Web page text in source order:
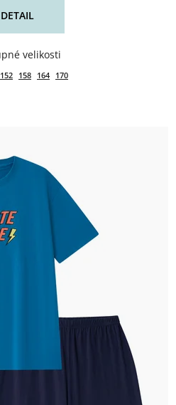
DETAIL
152 158 164 170